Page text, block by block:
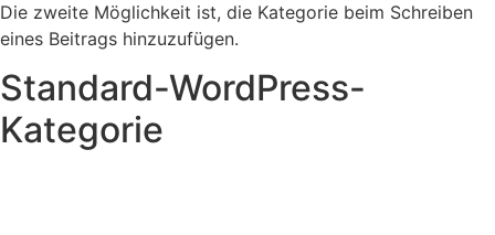
Die zweite Möglichkeit ist, die Kategorie beim Schreiben
eines Beitrags hinzuzufügen.
Standard-WordPress-
Kategorie